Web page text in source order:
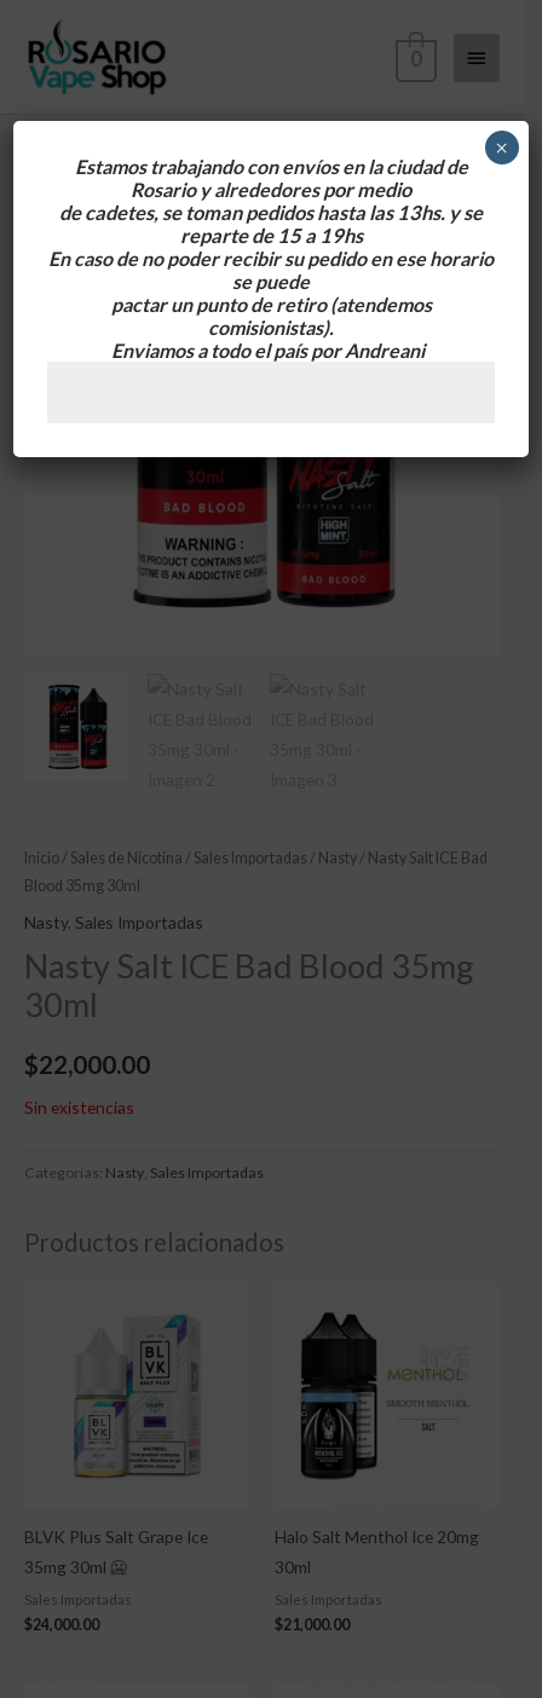
contenido
0
Inicio / Sales de Nicotina / Sales Importadas / Nasty / Nasty Salt ICE Bad
Blood 35mg 30ml
Nasty, Sales Importadas
Nasty Salt ICE Bad Blood 35mg
30ml
$22,000.00
Sin existencias
Categorías: Nasty Sales Importadas
Productos relacionados
BLVK Plus Salt Grape Ice
35mg 30ml 🥶
Sales Importadas
$24,000.00
Halo Salt Menthol Ice 20mg
30ml
Sales Importadas
$21,000.00
Estamos trabajando con envíos en la ciudad de
Rosario y alrededorespor medio
de cadetes, se toman pedidos hasta las 13hs. y se
reparte de 15 a 19hs
En caso de no poder recibir su pedido en ese horario
se puede
pactar un punto de retiro(atendemos
comisionistas).
Enviamos a todo el país por Andreani
×